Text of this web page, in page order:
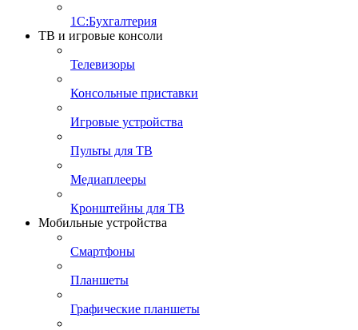
1С:Бухгалтерия
ТВ и игровые консоли
Телевизоры
Консольные приставки
Игровые устройства
Пульты для ТВ
Медиаплееры
Кронштейны для ТВ
Мобильные устройства
Смартфоны
Планшеты
Графические планшеты